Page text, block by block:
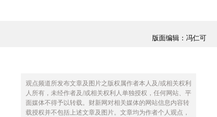
版面编辑：冯仁可
观点频道所发布文章及图片之版权属作者本人及/或相关权利
人所有，未经作者及/或相关权利人单独授权，任何网站、平
面媒体不得予以转载。财新网对相关媒体的网站信息内容转
载授权并不包括上述文章及图片。文章均为作者个人观点，